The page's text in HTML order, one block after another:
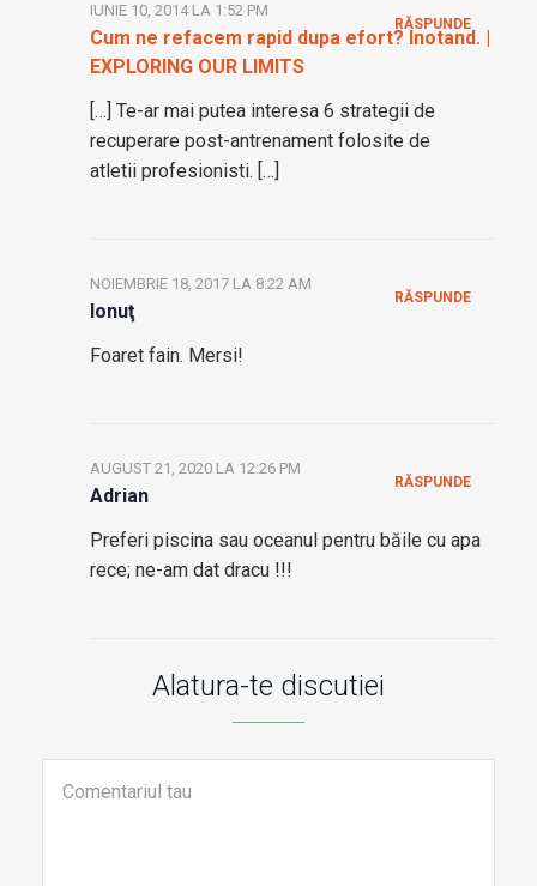
Cum ne refacem rapid dupa efort? Inotand. |
EXPLORING OUR LIMITS
IUNIE 10, 2014 LA 1:52 PM
[…] Te-ar mai putea interesa 6 strategii de
recuperare post-antrenament folosite de
atletii profesionisti. […]
RĂSPUNDE
Ionuţ
NOIEMBRIE 18, 2017 LA 8:22 AM
Foaret fain. Mersi!
RĂSPUNDE
Adrian
AUGUST 21, 2020 LA 12:26 PM
Preferi piscina sau oceanul pentru băile cu apa
rece; ne-am dat dracu !!!
RĂSPUNDE
Alatura-te discutiei